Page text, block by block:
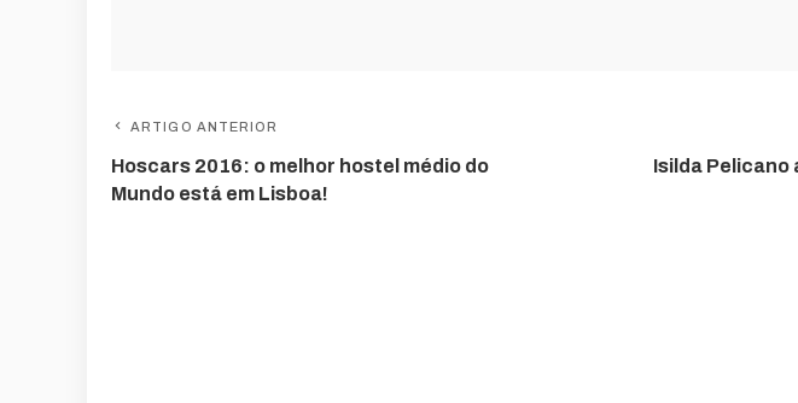
ARTIGO ANTERIOR
Hoscars 2016: o melhor hostel médio do
Mundo está em Lisboa!
Isilda Pelicano